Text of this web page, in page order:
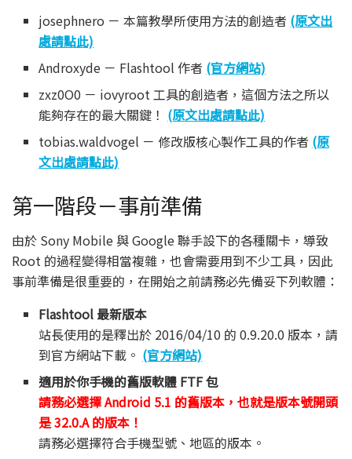
josephnero － 本篇教學所使用方法的創造者 (原文出
處請點此)
Androxyde － Flashtool 作者 (官方網站)
zxz0O0 － iovyroot 工具的創造者，這個方法之所以
能夠存在的最大關鍵！ (原文出處請點此)
tobias.waldvogel － 修改版核心製作工具的作者 (原
文出處請點此)
第一階段－事前準備
由於 Sony Mobile 與 Google 聯手設下的各種關卡，導致
Root 的過程變得相當複雜，也會需要用到不少工具，因此
事前準備是很重要的，在開始之前請務必先備妥下列軟體：
Flashtool 最新版本
站長使用的是釋出於 2016/04/10 的 0.9.20.0 版本，請
到官方網站下載。 (官方網站)
適用於你手機的舊版軟體 FTF 包
請務必選擇 Android 5.1 的舊版本，也就是版本號開頭
是 32.0.A 的版本！
請務必選擇符合手機型號、地區的版本。